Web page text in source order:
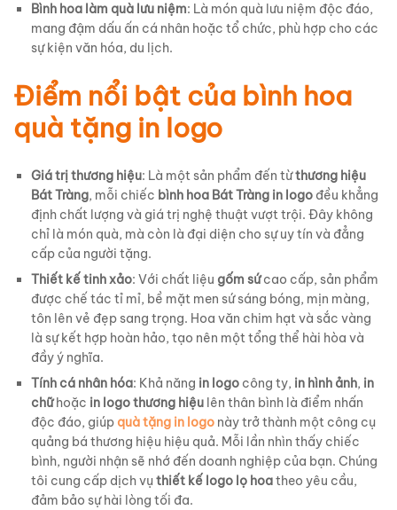
Bình hoa làm quà lưu niệm: Là món quà lưu niệm độc đáo,
mang đậm dấu ấn cá nhân hoặc tổ chức, phù hợp cho các
sự kiện văn hóa, du lịch.
Điểm nổi bật của bình hoa
quà tặng in logo
Giá trị thương hiệu: Là một sản phẩm đến từthương hiệu
Bát Tràng, mỗi chiếc bình hoa Bát Tràng in logo đều khẳng
định chất lượng và giá trị nghệ thuật vượt trội. Đây không
chỉ là món quà, mà còn là đại diện cho sự uy tín và đẳng
cấp của người tặng.
Thiết kế tinh xảo: Với chất liệu gốm sứcao cấp, sản phẩm
được chế tác tỉ mỉ, bề mặt men sứ sáng bóng, mịn màng,
tôn lên vẻ đẹp sang trọng. Hoa văn chim hạt và sắc vàng
là sự kết hợp hoàn hảo, tạo nên một tổng thể hài hòa và
đầy ý nghĩa.
Tính cá nhân hóa: Khả năng in logo công ty, in hình ảnh, in
chữhoặc in logo thương hiệu lên thân bình là điểm nhấn
độc đáo, giúp quà tặng in logo này trở thành một công cụ
quảng bá thương hiệu hiệu quả. Mỗi lần nhìn thấy chiếc
bình, người nhận sẽ nhớ đến doanh nghiệp của bạn. Chúng
tôi cung cấp dịch vụthiết kế logo lọ hoatheo yêu cầu,
đảm bảo sự hài lòng tối đa.